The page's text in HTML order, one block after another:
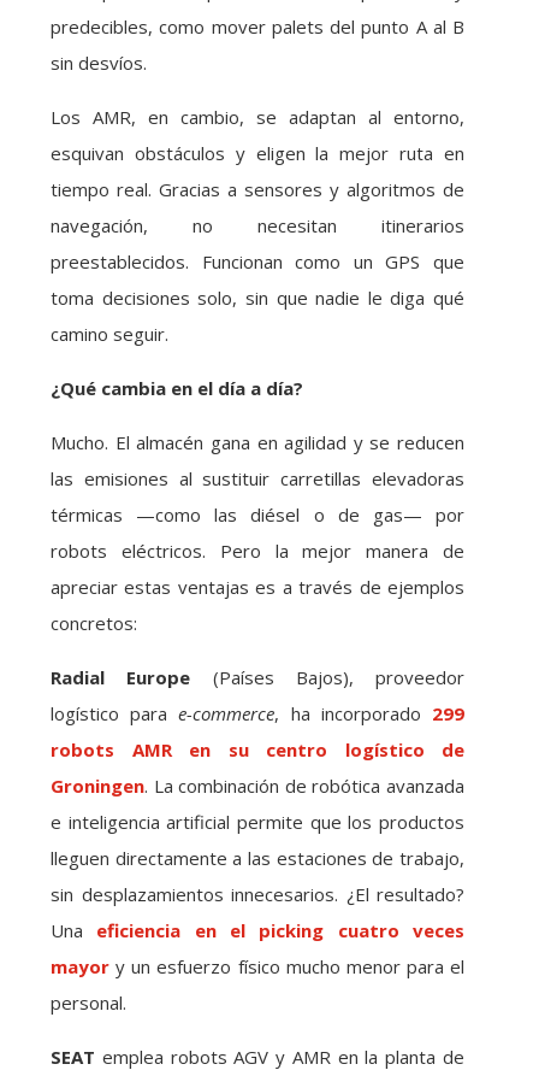
predecibles, como mover palets del punto A al B
sin desvíos.
Los AMR, en cambio, se adaptan al entorno,
esquivan obstáculos y eligen la mejor ruta en
tiempo real. Gracias a sensores y algoritmos de
navegación, no necesitan itinerarios
preestablecidos. Funcionan como un GPS que
toma decisiones solo, sin que nadie le diga qué
camino seguir.
¿Qué cambia en el día a día?
Mucho. El almacén gana en agilidad y se reducen
las emisiones al sustituir carretillas elevadoras
térmicas —como las diésel o de gas— por
robots eléctricos. Pero la mejor manera de
apreciar estas ventajas es a través de ejemplos
concretos:
Radial Europe (Países Bajos), proveedor
logístico parae-commerce, ha incorporado 299
robots AMR en su centro logístico de
Groningen. La combinación de robótica avanzada
e inteligencia artificial permite que los productos
lleguen directamente a las estaciones de trabajo,
sin desplazamientos innecesarios. ¿El resultado?
Una eficiencia en el picking cuatro veces
mayor y un esfuerzo físico mucho menor para el
personal.
SEAT emplea robots AGV y AMR en la planta de